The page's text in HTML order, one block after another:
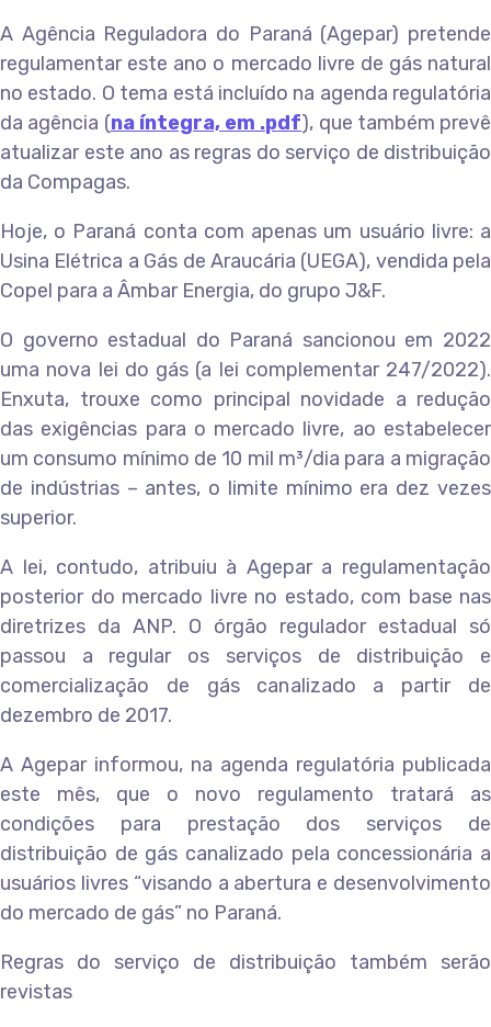
A Agência Reguladora do Paraná (Agepar) pretende
regulamentar este ano o mercado livre de gás natural
no estado. O tema está incluído na agenda regulatória
da agência (na íntegra, em .pdf), que também prevê
atualizar este ano as regras do serviço de distribuição
da Compagas.
Hoje, o Paraná conta com apenas um usuário livre: a
Usina Elétrica a Gás de Araucária (UEGA), vendida pela
Copel para a Âmbar Energia, do grupo J&F.
O governo estadual do Paraná sancionou em 2022
uma nova lei do gás (a lei complementar 247/2022).
Enxuta, trouxe como principal novidade a redução
das exigências para o mercado livre, ao estabelecer
um consumo mínimo de 10 mil m³/dia para a migração
de indústrias – antes, o limite mínimo era dez vezes
superior.
A lei, contudo, atribuiu à Agepar a regulamentação
posterior do mercado livre no estado, com base nas
diretrizes da ANP. O órgão regulador estadual só
passou a regular os serviços de distribuição e
comercialização de gás canalizado a partir de
dezembro de 2017.
A Agepar informou, na agenda regulatória publicada
este mês, que o novo regulamento tratará as
condições para prestação dos serviços de
distribuição de gás canalizado pela concessionária a
usuários livres “visando a abertura e desenvolvimento
do mercado de gás” no Paraná.
Regras do serviço de distribuição também serão
revistas